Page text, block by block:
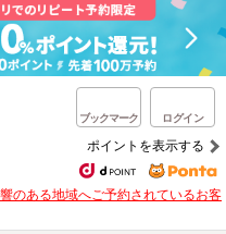
ブックマーク ログイン
ポイントを表示する
のある地域へご予約されているお客